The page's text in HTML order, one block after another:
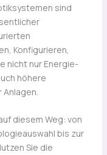
sind
Konfigurieren,
nicht nur Energie-
höhere
diesem Weg: von
bis zur
Sie die